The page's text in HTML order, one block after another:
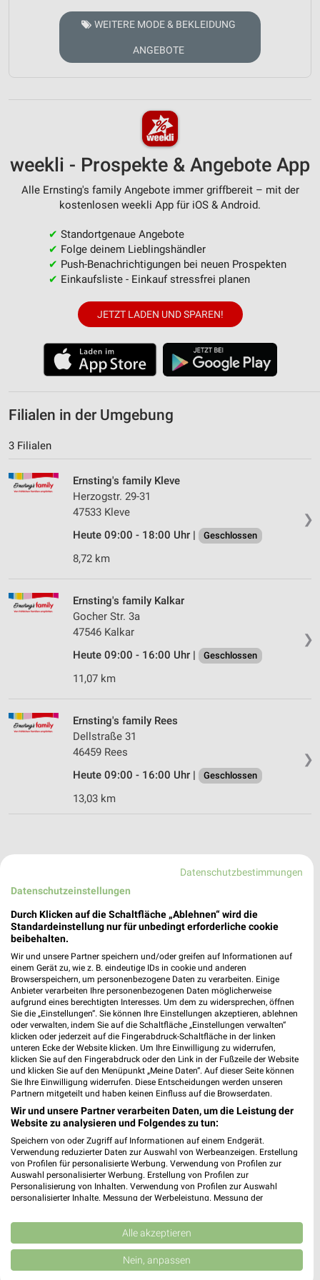
WEITERE MODE & BEKLEIDUNG
ANGEBOTE
weekli - Prospekte & Angebote App
Alle Ernsting's family Angebote immer griffbereit – mit der
kostenlosen weekli App für iOS & Android.
✔ Standortgenaue Angebote
✔ Folge deinem Lieblingshändler
✔ Push-Benachrichtigungen bei neuen Prospekten
✔ Einkaufsliste - Einkauf stressfrei planen
JETZT LADEN UND SPAREN!
Filialen in der Umgebung
3 Filialen
❯
Ernsting's family Kleve
Herzogstr. 29-31
47533 Kleve
Heute 09:00 - 18:00 Uhr |
Geschlossen
8,72 km
❯
Ernsting's family Kalkar
Gocher Str. 3a
47546 Kalkar
Heute 09:00 - 16:00 Uhr |
Geschlossen
11,07 km
❯
Ernsting's family Rees
Dellstraße 31
46459 Rees
Heute 09:00 - 16:00 Uhr |
Geschlossen
13,03 km
Adresse, Öffnungszeiten und Route für die
Ernsting's family Filiale in Emmerich
Egal ob Adresse, Öffnungszeiten oder Route, hier findest Du
alles zur Ernsting's family Filiale in Emmerich. Die aktuellsten
Angebote kannst Du Dir in den neuesten Prospekten
anschauen. Wenn Du ein schönes Schnäppchen gefunden hast,
kannst Du über die Routen-Funktion den schnellsten Weg zu
Deiner Lieblings-Filiale von Ernsting's family finden.
Mode & Bekleidung Angebote für Emmerich
(Rhein) und Umgebung
Datenschutzbestimmungen
Datenschutzeinstellungen
Durch Klicken auf die Schaltfläche „Ablehnen“ wird die
Standardeinstellung nur für unbedingt erforderliche cookie
beibehalten.
Wir und unsere Partner speichern und/oder greifen auf Informationen auf
einem Gerät zu, wie z. B. eindeutige IDs in cookie und anderen
Browserspeichern, um personenbezogene Daten zu verarbeiten. Einige
Anbieter verarbeiten Ihre personenbezogenen Daten möglicherweise
aufgrund eines berechtigten Interesses. Um dem zu widersprechen, öffnen
Sie die „Einstellungen“. Sie können Ihre Einstellungen akzeptieren, ablehnen
oder verwalten, indem Sie auf die Schaltfläche „Einstellungen verwalten“
klicken oder jederzeit auf die Fingerabdruck-Schaltfläche in der linken
unteren Ecke der Website klicken. Um Ihre Einwilligung zu widerrufen,
klicken Sie auf den Fingerabdruck oder den Link in der Fußzeile der Website
und klicken Sie auf den Menüpunkt „Meine Daten“. Auf dieser Seite können
Sie Ihre Einwilligung widerrufen. Diese Entscheidungen werden unseren
Partnern mitgeteilt und haben keinen Einfluss auf die Browserdaten.
Wir und unsere Partner verarbeiten Daten, um die Leistung der
Website zu analysieren und Folgendes zu tun:
Speichern von oder Zugriff auf Informationen auf einem Endgerät.
Verwendung reduzierter Daten zur Auswahl von Werbeanzeigen. Erstellung
von Profilen für personalisierte Werbung. Verwendung von Profilen zur
Auswahl personalisierter Werbung. Erstellung von Profilen zur
Personalisierung von Inhalten. Verwendung von Profilen zur Auswahl
personalisierter Inhalte. Messung der Werbeleistung. Messung der
Kombinationen von Daten aus verschiedenen Quellen. Entwicklung und
Verbesserung der Angebote. Verwendung reduzierter Daten zur Auswahl
von Inhalten.
Daten können außerhalb der Europäischen Union weitergegeben und in die
USA gesendet werden.
Alle akzeptieren
Nein, anpassen